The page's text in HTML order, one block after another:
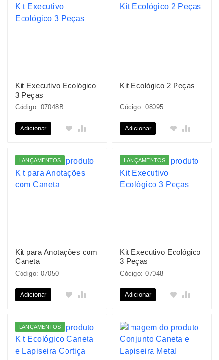
Kit Executivo Ecológico
3 Peças
Código: 07048B
Adicionar
Kit Ecológico 2 Peças
Código: 08095
Adicionar
LANÇAMENTOS
Kit para Anotações com
Caneta
Código: 07050
Adicionar
LANÇAMENTOS
Kit Executivo Ecológico
3 Peças
Código: 07048
Adicionar
LANÇAMENTOS